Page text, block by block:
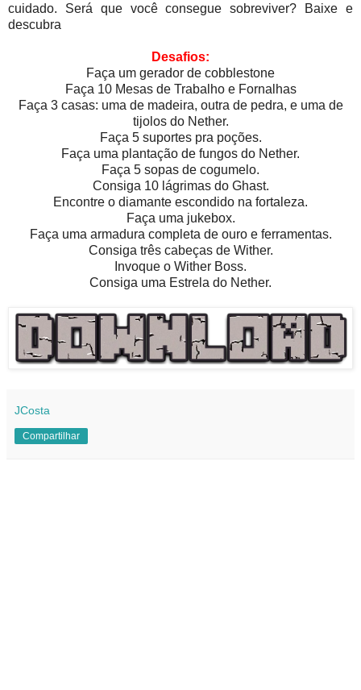
cuidado. Será que você consegue sobreviver? Baixe e
descubra
Desafios:
Faça um gerador de cobblestone
Faça 10 Mesas de Trabalho e Fornalhas
Faça 3 casas: uma de madeira, outra de pedra, e uma de
tijolos do Nether.
Faça 5 suportes pra poções.
Faça uma plantação de fungos do Nether.
Faça 5 sopas de cogumelo.
Consiga 10 lágrimas do Ghast.
Encontre o diamante escondido na fortaleza.
Faça uma jukebox.
Faça uma armadura completa de ouro e ferramentas.
Consiga três cabeças de Wither.
Invoque o Wither Boss.
Consiga uma Estrela do Nether.
JCosta
Compartilhar